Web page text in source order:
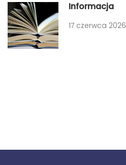
Informacja
17 czerwca 2026